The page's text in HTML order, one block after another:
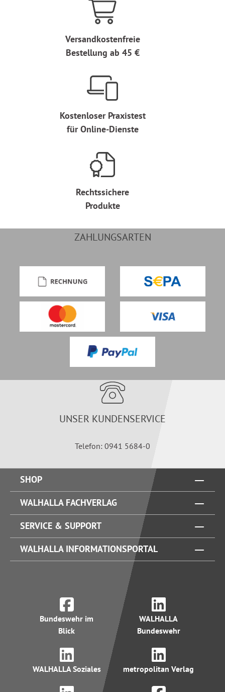
Versandkostenfreie
Bestellung ab 45 €
Kostenloser Praxistest
für Online-Dienste
Rechtssichere
Produkte
ZAHLUNGSARTEN
UNSER KUNDENSERVICE
Telefon: 0941 5684-0
SHOP
WALHALLA FACHVERLAG
SERVICE & SUPPORT
WALHALLA INFORMATIONSPORTAL
Bundeswehr im
Blick
WALHALLA
Bundeswehr
WALHALLA Soziales metropolitan Verlag